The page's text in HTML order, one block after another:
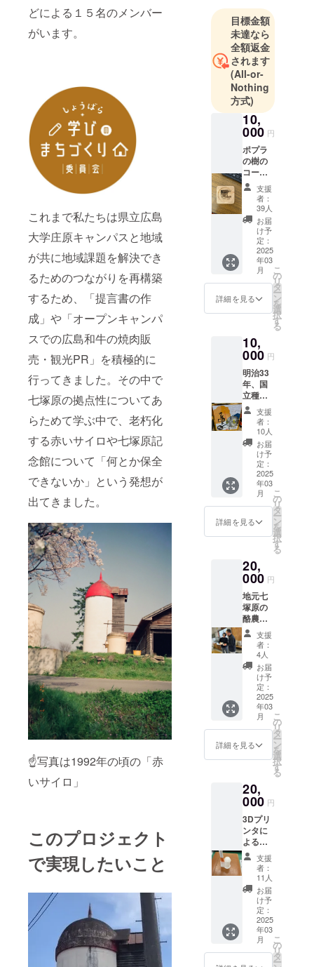
どによる１５名のメンバー
がいます。
これまで私たちは県立広島
大学庄原キャンパスと地域
が共に地域課題を解決でき
るためのつながりを再構築
するため、「提言書の作
成」や「オープンキャンパ
スでの広島和牛の焼肉販
売・観光PR」を積極的に
行ってきました。その中で
七塚原の拠点性についてあ
らためて学ぶ中で、老朽化
する赤いサイロや七塚原記
念館について「何とか保全
できないか」という発想が
出てきました。
☝写真は1992年の頃の「赤
いサイロ」
このプロジェクト
で実現したいこと
目標金額
未達なら
全額返金
されます
(All-or-
Nothing
方式)
10,
000 円
ポプラ
の樹の
コース
ター
畜産技
術セン
ターの
ポプラ
並木を
デザイ
ンした
コース
ターで
す。デ
ザイン
す。商
品サイ
ズは8×8
㎝で
す。
支援
者：
39人
お届
け予
定：
2025
年03
月
詳細を見る
こ
の
リ
タ
ー
ン
を
選
択
す
る
10,
000 円
明治33
年、国
立種牛
牧場時
代より
商品開
発され
てきた
元祖、
和泉光
和堂の
乳団
子。水
を一滴
も使わ
美味し
いお菓
子。贈
り物に
もどう
ぞ。 ・
名称:乳
団子
内容
量：9個
入り、
保存方
法：冷
暗所、
賞味期
限：30
日 ・原
庄原市
・原材
乳、餠
粉、は
ちみ
つ ア
レル
ギー表
示 乳
原材料
及び添
加物等
の食品
表示は
お届け
支援
者：
10人
お届
け予
定：
2025
年03
月
詳細を見る
こ
の
リ
タ
ー
ン
を
選
択
す
る
20,
000 円
地元七
塚原の
酪農家
大田牧
場によ
る新商
品「七
塚牛
乳 200
ｍｌ 1
本」低
温殺菌
ノンホ
モ牛乳
で味わ
かしい
風味の
美味し
い牛乳
です。
試飲や
テスト
販売で
しか飲
むこと
が出来
ない
超・限
定牛
乳。現
段階で
支援
者：
4人
お届
け予
定：
2025
年03
月
詳細を見る
こ
の
リ
タ
ー
ン
を
選
択
す
る
20,
000 円
3Dプリ
ンタに
よるサ
イロの
復元ミ
ニチュ
アモデ
ル（Sサ
イズ）
です。
4cmく
らいで
す。あ
支援
者：
11人
お届
け予
定：
2025
年03
月
こ
の
リ
タ
ー